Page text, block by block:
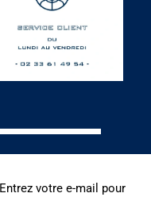
Entrez votre e-mail pour